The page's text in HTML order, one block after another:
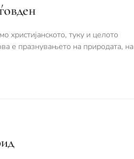
христијанското, туку и целото
е празнувањето на природата, на